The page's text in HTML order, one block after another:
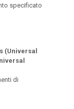
specificato
(Universal
di